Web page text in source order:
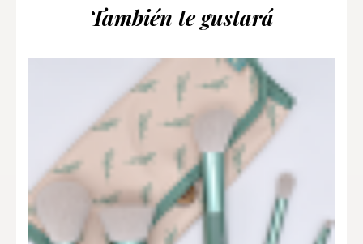
También te gustará